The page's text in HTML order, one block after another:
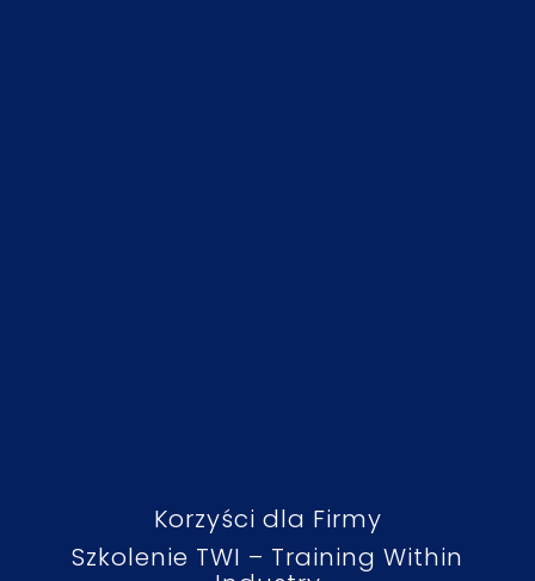
Korzyści dla Firmy
Szkolenie TWI – Training Within